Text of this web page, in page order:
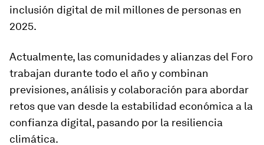
inclusión digital de mil millones de personas en
2025.
Actualmente, las comunidades y alianzas del Foro
trabajan durante todo el año y combinan
previsiones, análisis y colaboración para abordar
retos que van desde la estabilidad económica a la
confianza digital, pasando por la resiliencia
climática.